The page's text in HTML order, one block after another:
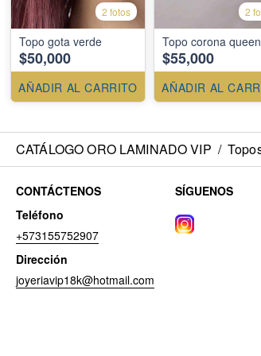
2 fotos
Topo gota verde
$50,000
AÑADIR AL CARRITO
2
Topo corona queen
$55,000
AÑADIR AL
CATÁLOGO ORO LAMINADO VIP /
CONTÁCTENOS
Teléfono
+573155752907
Dirección
joyeriavip18k@hotmail.com
SÍGUENOS